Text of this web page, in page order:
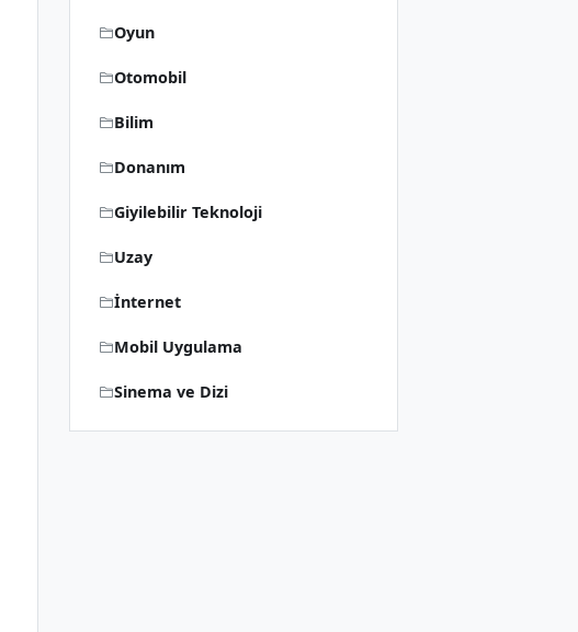
Oyun
Otomobil
Bilim
Donanım
Giyilebilir Teknoloji
Uzay
İnternet
Mobil Uygulama
Sinema ve Dizi